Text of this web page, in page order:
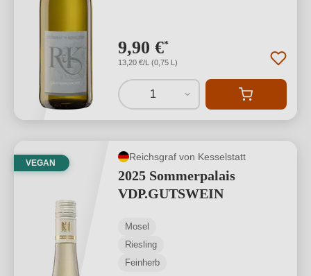
9,90 €*
13,20 €/L (0,75 L)
1
VEGAN
Reichsgraf von Kesselstatt
2025 Sommerpalais
VDP.GUTSWEIN
Mosel
Riesling
Feinherb